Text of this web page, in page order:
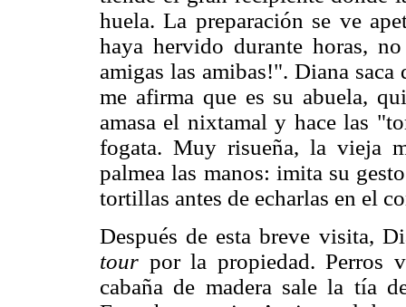
huela. La preparación se ve
haya hervido durante horas,
amigas las amibas!". Diana
me afirma que es su abuela,
amasa el nixtamal y hace las
fogata. Muy risueña, la vieja
palmea las manos: imita su
tortillas antes de echarlas en el
Después de esta breve visita,
tour por la propiedad. Perros
cabaña de madera sale la tía